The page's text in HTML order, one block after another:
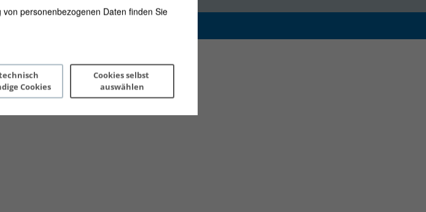
personenbezogenen Daten finden Sie
Cookies
Cookies selbst
auswählen